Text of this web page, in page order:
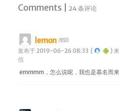
Comments |24 条评论
lemon
发布于 2019-06-26 08:33 ( )
信
emmmm，怎么说呢，我也是慕名而